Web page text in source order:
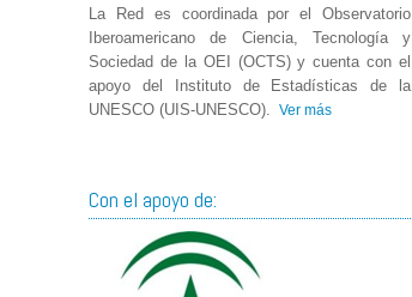
La Red es coordinada por el Observatorio
Iberoamericano de Ciencia, Tecnología y
Sociedad de la OEI (OCTS) y cuenta con el
apoyo del Instituto de Estadísticas de la
UNESCO (UIS-UNESCO). Ver más
Con el apoyo de: